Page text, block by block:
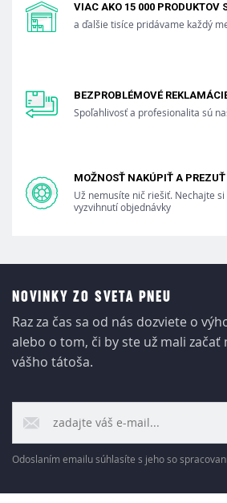
VIAC AKO 15 000 PRODUKTOV
a ďalšie tisíce pridávame každý
BEZPROBLÉMOVÉ
Spoľahlivosť a profesionalita sú
MOŽNOSŤ NAKÚPIŤ A PREZUŤ
Už nemusíte nič riešiť. Nechajte
vyzvihnutí objednávky
NOVINKY ZO SVETA PNEU
Raz za čas sa od nás dozviete o
alebo o tom, či by ste už mali
vášho tátoša.
Odoslaním emailu súhlasíte s jeho so